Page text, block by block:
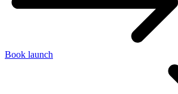
Book launch